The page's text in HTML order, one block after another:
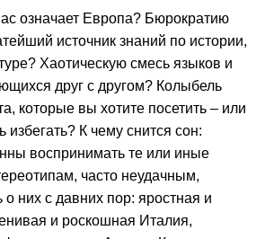
означает Европа? Бюрократию
источник знаний по истории,
Хаотическую смесь языков и
друг с другом? Колыбель
которые вы хотите посетить – или
избегать? К чему снится сон:
воспринимать те или иные
часто неудачным,
них с давних пор: яростная и
и роскошная Италия,